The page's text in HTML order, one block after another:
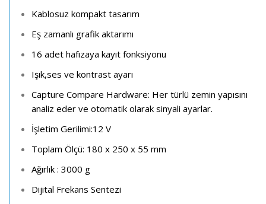
Kablosuz kompakt tasarım
Eş zamanlı grafik aktarımı
16 adet hafızaya kayıt fonksiyonu
Işık,ses ve kontrast ayarı
Capture Compare Hardware: Her türlü zemin yapısını
analiz eder ve otomatik olarak sinyali ayarlar.
İşletim Gerilimi:12 V
Toplam Ölçü: 180 x 250 x 55 mm
Ağırlık : 3000 g
Dijital Frekans Sentezi